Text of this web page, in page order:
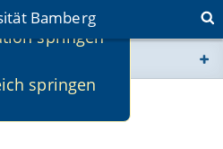
springen
springen
Bamberg